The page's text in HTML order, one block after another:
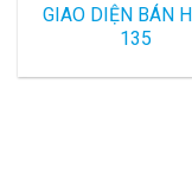
GIAO DIỆN BÁN
135